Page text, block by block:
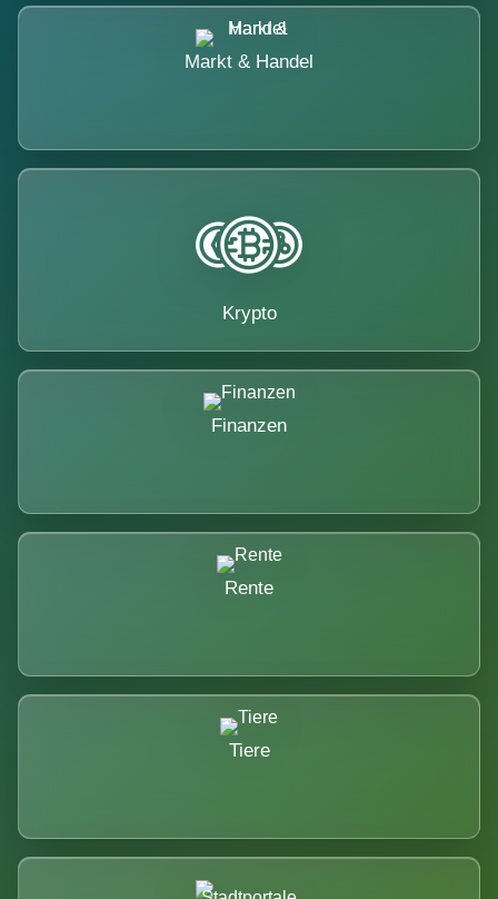
Markt & Handel
Krypto
Finanzen
Rente
Tiere